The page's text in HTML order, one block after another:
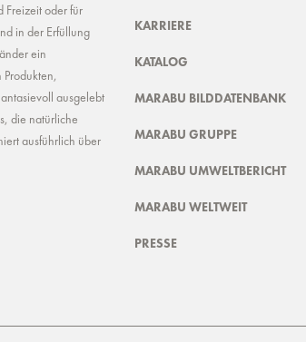
Freizeit oder für
in der Erfüllung
ein
ausgelebt
die natürliche
ausführlich über
KARRIERE
KATALOG
MARABU BILDDATENBANK
MARABU GRUPPE
MARABU UMWELTBERICHT
MARABU WELTWEIT
PRESSE